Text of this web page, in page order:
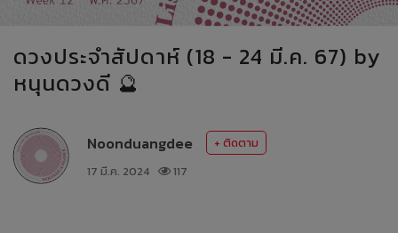
ดวงประจำสัปดาห์ (18 - 24 มี.ค. 67) by
หนุนดวงดี 🔮
Noonduangdee
+ ติดตาม
17 มี.ค. 2024
117